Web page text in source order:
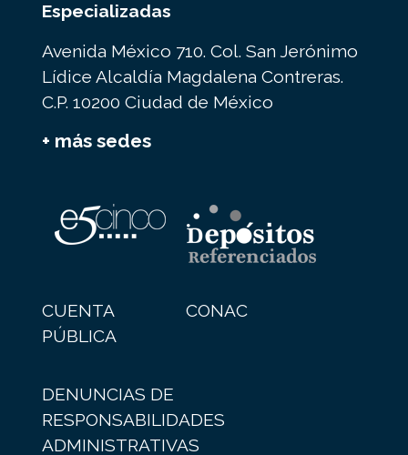
Especializadas
Avenida México 710. Col. San Jerónimo
Lídice Alcaldía Magdalena Contreras.
C.P. 10200 Ciudad de México
+ más sedes
CUENTA
PÚBLICA
CONAC
DENUNCIAS DE
RESPONSABILIDADES
ADMINISTRATIVAS